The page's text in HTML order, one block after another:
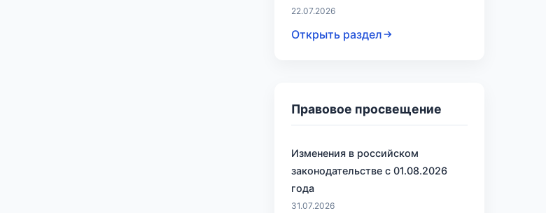
22.07.2026
Открыть раздел
Правовое просвещение
Изменения в российском
законодательстве с 01.08.2026
года
31.07.2026